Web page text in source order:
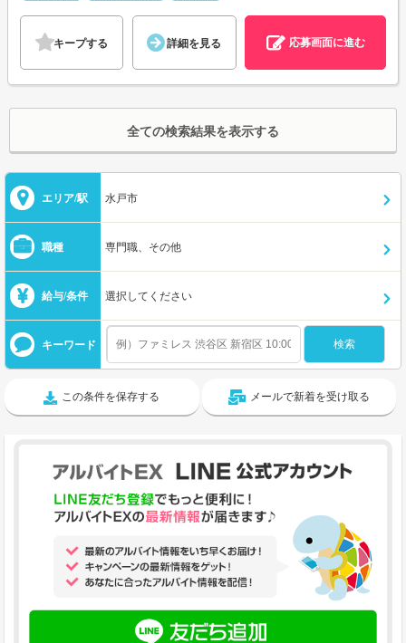
キープする 詳細を見る 応募画面に進む
全ての検索結果を表示する
エリア/駅 水戸市
職種 専門職、その他
給与/条件 選択してください
キーワード
この条件を保存する メールで新着を受け取る